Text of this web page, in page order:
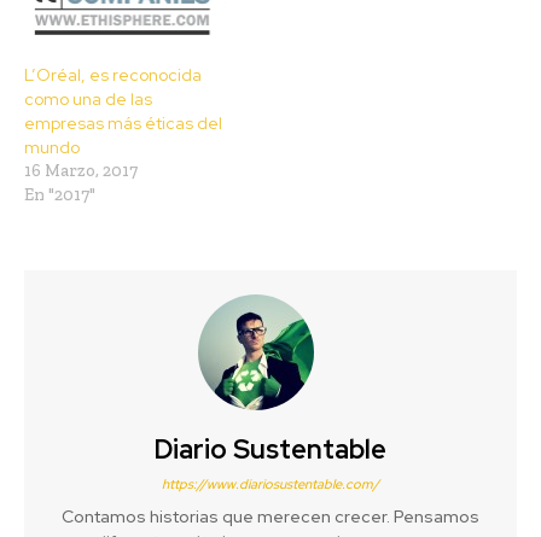
L’Oréal, es reconocida
como una de las
empresas más éticas del
mundo
16 Marzo, 2017
En "2017"
Diario Sustentable
https://www.diariosustentable.com/
Contamos historias que merecen crecer. Pensamos